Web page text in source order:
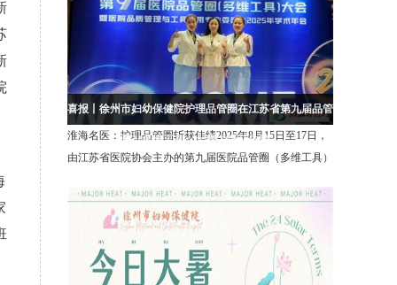
喜报丨徐州市妇幼保健院护理品管圈在江苏省第九届品管
圈（多维工具）大赛中斩获佳绩！
淮海名医：护理品管圈斩获佳绩2025年8月15日至17日，
由江苏省医院协会主办的第九届医院品管圈（多维工具）
的“盆悦新生圈”项目，在三级医院护